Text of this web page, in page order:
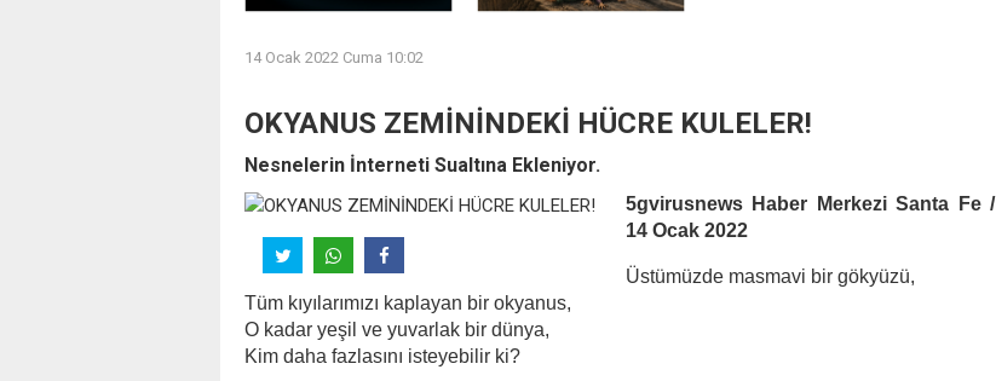
14 Ocak 2022 Cuma 10:02
OKYANUS ZEMİNİNDEKİ HÜCRE KULELER!
Nesnelerin İnterneti Sualtına Ekleniyor.
5gvirusnews Haber Merkezi Santa Fe /
14 Ocak 2022
Üstümüzde masmavi bir gökyüzü,
Tüm kıyılarımızı kaplayan bir okyanus,
O kadar yeşil ve yuvarlak bir dünya,
Kim daha fazlasını isteyebilir ki?